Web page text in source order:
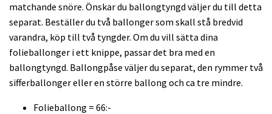
matchande snöre. Önskar du ballongtyngd väljer du till detta
separat. Beställer du två ballonger som skall stå bredvid
varandra, köp till två tyngder. Om du vill sätta dina
folieballonger i ett knippe, passar det bra med en
ballongtyngd. Ballongpåse väljer du separat, den rymmer två
sifferballonger eller en större ballong och ca tre mindre.
Folieballong = 66:-